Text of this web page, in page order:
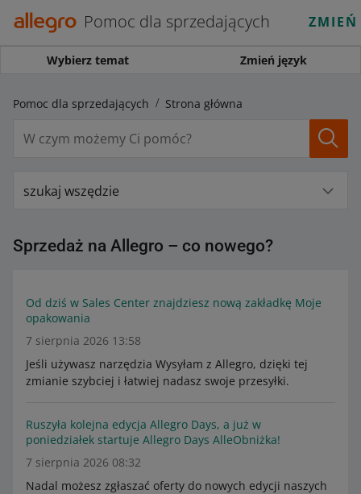
Pomoc dla sprzedających
Wybierz temat Zmień język
Pomoc dla sprzedających Strona główna
szukaj wszędzie
Sprzedaż na Allegro – co nowego?
Od dziś w Sales Center znajdziesz nową zakładkę Moje
opakowania
7 sierpnia 2026 13:58
Jeśli używasz narzędzia Wysyłam z Allegro, dzięki tej
zmianie szybciej i łatwiej nadasz swoje przesyłki.
Ruszyła kolejna edycja Allegro Days, a już w
poniedziałek startuje Allegro Days AlleObniżka!
7 sierpnia 2026 08:32
Nadal możesz zgłaszać oferty do nowych edycji naszych